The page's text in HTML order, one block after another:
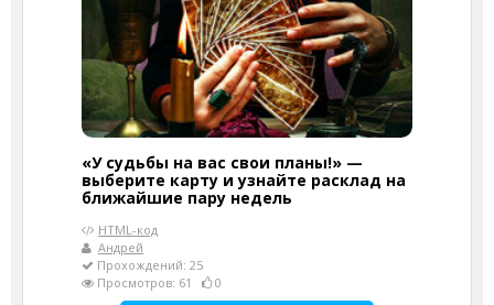
«У судьбы на вас свои планы!» —
выберите карту и узнайте расклад на
ближайшие пару недель
HTML-код
Андрей
Прохождений: 25
Просмотров: 61
0